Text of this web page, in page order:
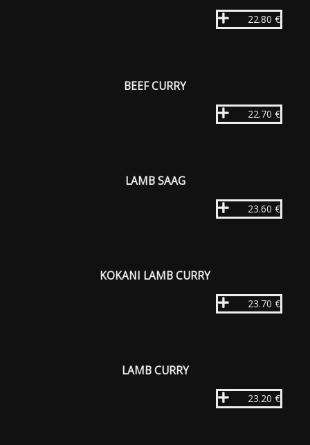
22.80 €
BEEF CURRY
22.70 €
LAMB SAAG
23.60 €
KOKANI LAMB CURRY
23.70 €
LAMB CURRY
23.20 €